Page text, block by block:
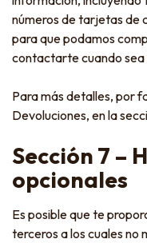
números de tarjetas de
para que podamos
contactarte cuando sea
Para más detalles, por
Devoluciones, en la
Sección 7 –
opcionales
Es posible que te
terceros a los cuales no